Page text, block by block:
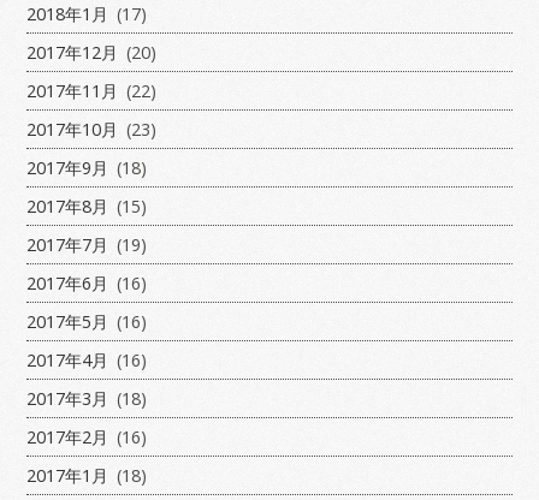
2018年1月 (17)
2017年12月 (20)
2017年11月 (22)
2017年10月 (23)
2017年9月 (18)
2017年8月 (15)
2017年7月 (19)
2017年6月 (16)
2017年5月 (16)
2017年4月 (16)
2017年3月 (18)
2017年2月 (16)
2017年1月 (18)